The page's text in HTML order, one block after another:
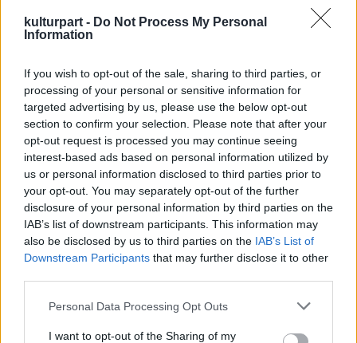
kulturpart - Do Not Process My Personal
Information
If you wish to opt-out of the sale, sharing to third parties, or
processing of your personal or sensitive information for
targeted advertising by us, please use the below opt-out
section to confirm your selection. Please note that after your
opt-out request is processed you may continue seeing
interest-based ads based on personal information utilized by
us or personal information disclosed to third parties prior to
your opt-out. You may separately opt-out of the further
disclosure of your personal information by third parties on the
IAB’s list of downstream participants. This information may
also be disclosed by us to third parties on the IAB’s List of
Downstream Participants that may further disclose it to other
Please note that this website/app uses one or more Google
not limited to your visit or usage behaviour. You may click to
Personal Data Processing Opt Outs
I want to opt-out of the Sharing of my
intézményekkel együttműködve, mint például
montreáli Modern Művészetek Múzeuma.
Tizenegy tárlat létrehozásában kurátorként
is közreműködött, ezek többségéhez
katalógust is publikált (Torzulások–André
Kertész; A test színeváltozása–Sándorfi;
Ámos Imre életmű-kiállítás; A történet
folytatódik–Roy Lichtenstein, Robert
Rauschenberg, Fernando Botero, David
Hockney és mások; Hétköznapi
kommunizmus; A meztelen igazság –Blue
Noses; Töredék az embernek–Schaár
Erzsébet; Kis magyar pornográfia–Bukta
Imre, Csurka Eszter, Eperjesi Ágnes, Kicsiny
A nyugati ember és a megváltás gondolata